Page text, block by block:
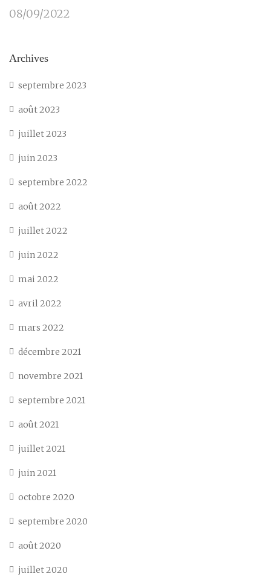
08/09/2022
Archives
septembre 2023
août 2023
juillet 2023
juin 2023
septembre 2022
août 2022
juillet 2022
juin 2022
mai 2022
avril 2022
mars 2022
décembre 2021
novembre 2021
septembre 2021
août 2021
juillet 2021
juin 2021
octobre 2020
septembre 2020
août 2020
juillet 2020